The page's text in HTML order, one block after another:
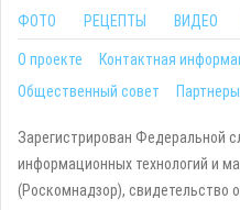
ФОТО
РЕЦЕПТЫ ВИДЕО
О проекте Контактная
Общественный совет
Партнеры
Зарегистрирован Федеральной
информационных технологий и
(Роскомнадзор),